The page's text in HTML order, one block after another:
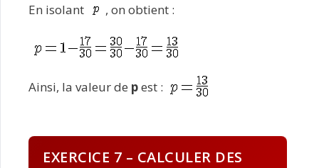
En isolant , on obtient :
Ainsi, la valeur de pest :
EXERCICE 7 – CALCULER DES